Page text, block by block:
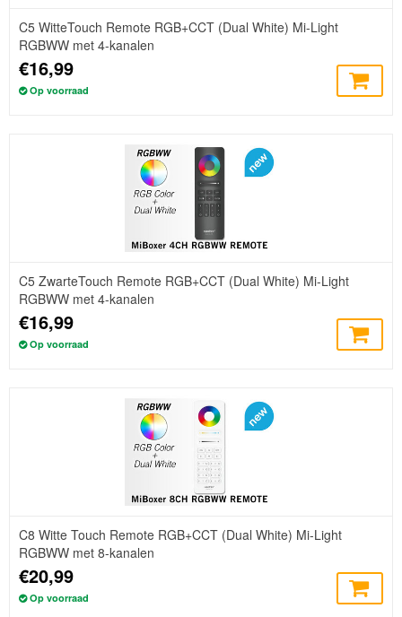
C5 WitteTouch Remote RGB+CCT (Dual White) Mi-Light
RGBWW met 4-kanalen
€16,99
Op voorraad
C5 ZwarteTouch Remote RGB+CCT (Dual White) Mi-Light
RGBWW met 4-kanalen
€16,99
Op voorraad
C8 Witte Touch Remote RGB+CCT (Dual White) Mi-Light
RGBWW met 8-kanalen
€20,99
Op voorraad